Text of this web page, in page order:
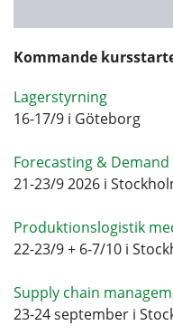
Kommande
Lagerstyrning
16-17/9 i Göteborg
Forecasting & Demand
21-23/9 2026 i
Produktionslogistik
22-23/9 + 6-7/10 i
Supply chain
23-24 september i